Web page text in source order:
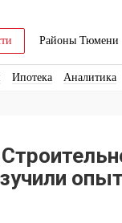
Районы Тюмени
Ипотека Аналитика